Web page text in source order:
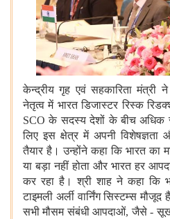
केन्द्रीय गृह एवं सहकारिता मंत्री
नेतृत्व में भारत डिजास्टर रिस्क
SCO के सदस्य देशों के बीच अधिक
लिए इस क्षेत्र में अपनी
तैयार है । उन्होंने कहा कि भारत का
या बड़ा नहीं होता और भारत हर
कर रहा है। श्री शाह ने कहा कि
टाइमली अर्ली वार्निंग सिस्टम्स
सभी मौसम संबंधी आपदाओं, जैसे -